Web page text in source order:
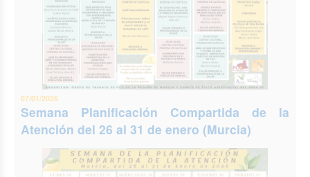
07/01/2026
Semana Planificación Compartida de la
Atención del 26 al 31 de enero (Murcia)